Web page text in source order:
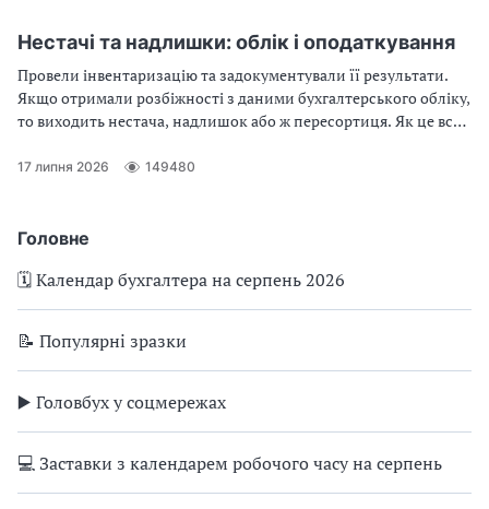
Головне
🗓️ Календар бухгалтера на серпень 2026
📝 Популярні зразки
▶️ Головбух у соцмережах
💻 Заставки з календарем робочого часу на серпень
питання даного огляду.
Нестачі та надлишки: облік і оподаткування
Провели інвентаризацію та задокументували її результати.
Якщо отримали розбіжності з даними бухгалтерського обліку,
то виходить нестача, надлишок або ж пересортиця. Як це все
активів — дізнаєтеся в консультації
17 липня 2026 149480